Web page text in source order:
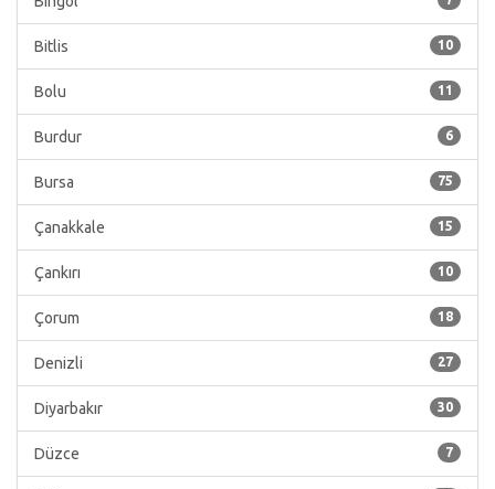
10
Bitlis
11
Bolu
6
Burdur
75
Bursa
15
Çanakkale
10
Çankırı
18
Çorum
27
Denizli
30
Diyarbakır
7
Düzce